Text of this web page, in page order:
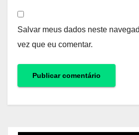
Salvar meus dados neste
vez que eu comentar.